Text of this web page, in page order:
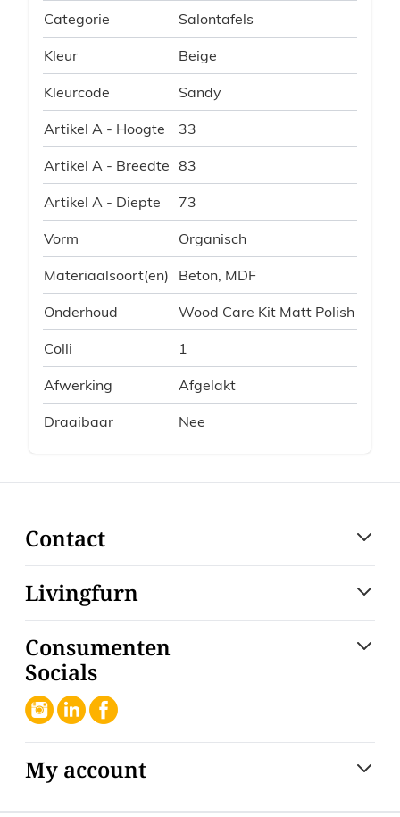
Categorie Salontafels
Kleur Beige
Kleurcode Sandy
Artikel A - Hoogte 33
Artikel A - Breedte 83
Artikel A - Diepte 73
Vorm Organisch
Materiaalsoort(en) Beton, MDF
Onderhoud Wood Care Kit Matt Polish
Colli 1
Afwerking Afgelakt
Draaibaar Nee
Contact
Livingfurn
Consumenten
Socials
My account